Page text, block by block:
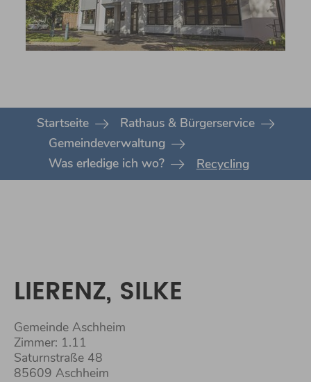
You are here:Startseite
Rathaus & Bürgerservice
Gemeindeverwaltung
Was erledige ich wo?
Recycling
LIERENZ, SILKE
Gemeinde Aschheim
Zimmer: 1.11
Saturnstraße 48
85609 Aschheim